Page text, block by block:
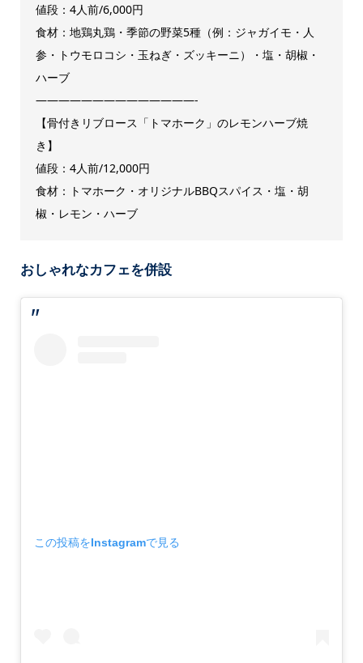
値段：4人前/6,000円
食材：地鶏丸鶏・季節の野菜5種（例：ジャガイモ・人
参・トウモロコシ・玉ねぎ・ズッキーニ）・塩・胡椒・
ハーブ
——————————————-
【骨付きリブロース「トマホーク」のレモンハーブ焼
き】
値段：4人前/12,000円
食材：トマホーク・オリジナルBBQスパイス・塩・胡
椒・レモン・ハーブ
おしゃれなカフェを併設
この投稿をInstagramで見る